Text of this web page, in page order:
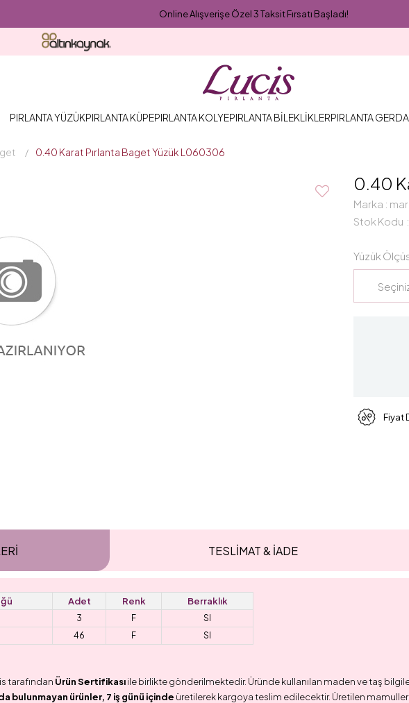
Online Alışverişe Özel 3 Taksit Fırsatı Başladı!
PIRLANTA YÜZÜKPIRLANTA KÜPEPIRLANTA KOLYEPIRLANTA BİLEKLİKLERPIRLANTA
0.40 Karat Pırlanta Baget Yüzük L060306
0.40
Marka :
Stok Kodu
Yüzük
Fiyat
TESLİMAT & İADE
Adet Renk Berraklık
3 F
SI
46 F SI
tarafından Ürün Sertifikasıile birlikte gönderilmektedir. Üründe kullanılan maden ve taş
bulunmayan ürünler, 7 iş günü içinde üretilerek kargoya teslim edilecektir. Üretilen